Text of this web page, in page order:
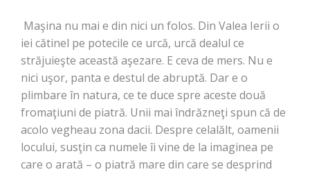
Maşina nu mai e din nici un folos. Din Valea Ierii o
iei cătinel pe potecile ce urcă, urcă dealul ce
străjuieşte această aşezare. E ceva de mers. Nu e
nici uşor, panta e destul de abruptă. Dar e o
plimbare în natura, ce te duce spre aceste două
fromaţiuni de piatră. Unii mai îndrăzneţi spun că de
acolo vegheau zona dacii. Despre celalălt, oamenii
locului, susţin ca numele îi vine de la imaginea pe
care o arată – o piatră mare din care se desprind